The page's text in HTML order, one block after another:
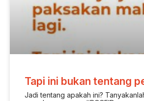
Tapi ini bukan tentang
Jadi tentang apakah ini?